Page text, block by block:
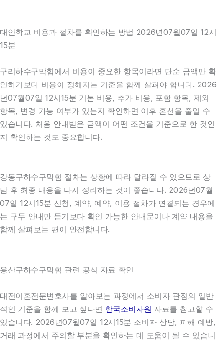
대안학교 비용과 절차를 확인하는 방법 2026년07월07일 12시
15분
구리하수구막힘에서 비용이 중요한 항목이라면 단순 금액만 확
인하기보다 비용이 정해지는 기준을 함께 살펴야 합니다. 2026
년07월07일 12시15분 기본 비용, 추가 비용, 포함 항목, 제외
항목, 변경 가능 여부가 있는지 확인하면 이후 혼선을 줄일 수
있습니다. 처음 안내받은 금액이 어떤 조건을 기준으로 한 것인
지 확인하는 것도 중요합니다.
강동구하수구막힘 절차는 상황에 따라 달라질 수 있으므로 상
담 후 최종 내용을 다시 정리하는 것이 좋습니다. 2026년07월
07일 12시15분 신청, 계약, 예약, 이용 절차가 연결되는 경우에
는 구두 안내만 듣기보다 확인 가능한 안내문이나 계약 내용을
함께 살펴보는 편이 안전합니다.
용산구하수구막힘 관련 공식 자료 확인
대전이혼전문변호사를 알아보는 과정에서 소비자 관점의 일반
적인 기준을 함께 보고 싶다면 한국소비자원 자료를 참고할 수
있습니다. 2026년07월07일 12시15분 소비자 상담, 피해 예방,
거래 과정에서 주의할 부분을 확인하는 데 도움이 될 수 있습니